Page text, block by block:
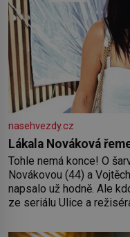
nasehvezdy.cz
Lákala Nováková
Tohle nemá konce! O
Novákovou (44) a
napsalo už hodně. Ale
ze seriálu Ulice a